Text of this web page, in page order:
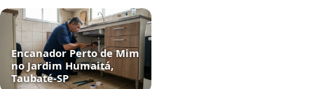
Encanador Perto de Mim
no Jardim Humaitá,
Taubaté‑SP